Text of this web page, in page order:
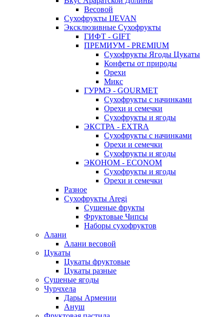
Весовой
Сухофрукты IJEVAN
Эксклюзивные Сухофрукты
ГИФТ - GIFT
ПРЕМИУМ - PREMIUM
Сухофрукты Ягоды Цукаты
Конфеты от природы
Орехи
Микс
ГУРМЭ - GOURMET
Сухофрукты с начинками
Орехи и семечки
Сухофрукты и ягоды
ЭКСТРА - EXTRA
Сухофрукты с начинками
Орехи и семечки
Сухофрукты и ягоды
ЭКОНОМ - ECONOM
Сухофрукты и ягоды
Орехи и семечки
Разное
Сухофрукты Aregi
Сушеные фрукты
Фруктовые Чипсы
Наборы сухофруктов
Алани
Алани весовой
Цукаты
Цукаты фруктовые
Цукаты разные
Сушеные ягоды
Чурчхела
Дары Армении
Ануш